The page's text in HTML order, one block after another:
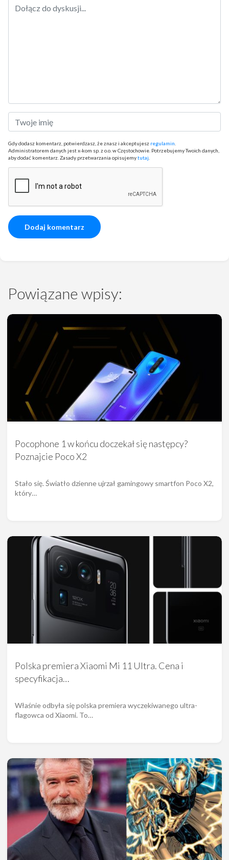
Gdy dodasz komentarz, potwierdzasz, że znasz i akceptujesz regulamin
Administratorem danych jest x-kom sp. z o.o. w Częstochowie. Potrzebujemy Twoich danych,
aby dodać komentarz. Zasady przetwarzania opisujemytutaj
Powiązane wpisy:
Pocophone 1 w końcu doczekał się następcy?
Poznajcie Poco X2
Stało się. Światło dzienne ujrzał gamingowy smartfon Poco X2,
który…
Polska premiera Xiaomi Mi 11 Ultra. Cena i
specyfikacja…
Właśnie odbyła się polska premiera wyczekiwanego ultra-
flagowca od Xiaomi. To…